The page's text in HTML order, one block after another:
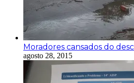
Moradores cansados do
agosto 28, 2015